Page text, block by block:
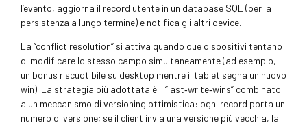
l’evento, aggiorna il record utente in un database SQL (per la
persistenza a lungo termine) e notifica gli altri device.
La “conflict resolution” si attiva quando due dispositivi tentano
di modificare lo stesso campo simultaneamente (ad esempio,
un bonus riscuotibile su desktop mentre il tablet segna un nuovo
win). La strategia più adottata è il “last‑write‑wins” combinato
a un meccanismo di versioning ottimistica: ogni record porta un
numero di versione; se il client invia una versione più vecchia, la